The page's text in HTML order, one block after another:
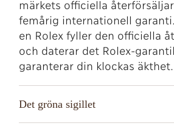
märkets officiella
femårig internationell
en Rolex fyller den officiella
och daterar det Rolex-
garanterar din klockas äkthet.
Det gröna sigillet